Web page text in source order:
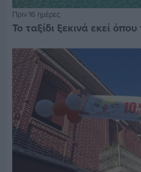
Πριν 16 ημέρες
Το ταξίδι ξεκινά εκεί